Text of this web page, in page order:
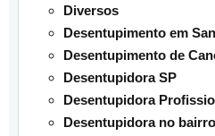
Diversos
Desentupimento em
Desentupimento de
Desentupidora SP
Desentupidora
Desentupidora no bairro